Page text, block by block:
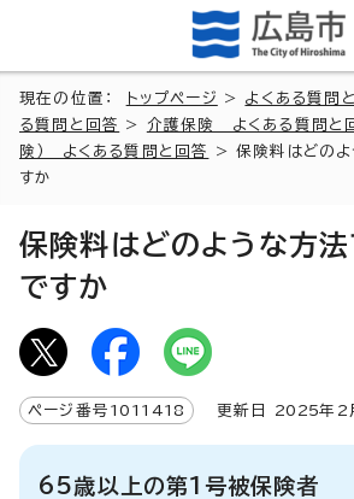
現在の位置： トップページ > よくある質問
る質問と回答
> 介護保険 よくある質問と
険） よくある質問と回答
> 保険料はどのよ
すか
保険料はどのような方
ですか
ページ番号 1011418 更新日 2025年2
65歳以上の第1号被保険者